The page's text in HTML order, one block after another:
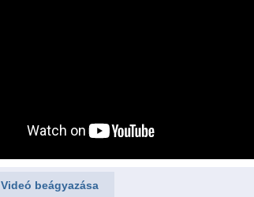
Videó beágyazása